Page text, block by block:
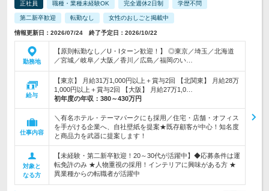
正社員 職種・業種未経験OK 完全週休2日制 学歴不問
第二新卒歓迎 転勤なし 女性のおしごと掲載中
情報更新日：2026/07/24 終了予定日：2026/10/22
勤務地
【原則転勤なし／U・Iターン歓迎！】 ◎東京／埼玉／北海道
／宮城／岐阜／大阪／香川／広島／福岡のい…
給与
【東京】 月給31万1,000円以上＋賞与2回 【北関東】 月給28万
1,000円以上＋賞与2回 【大阪】 月給27万1,0…
初年度の年収： 380～430万円
仕事内容
＼有名ホテル・テーマパークにも採用／住宅・店舗・オフィス
を手がける企業へ、自社壁紙を提案★既存顧客が中心！知名度
と商品力を武器に提案します！
対象と
なる方
【未経験・第二新卒歓迎！20～30代が活躍中】◆応募条件は運
転免許のみ ★人物重視の採用！インテリアに興味がある方 ★
異業種からの転職者が活躍中